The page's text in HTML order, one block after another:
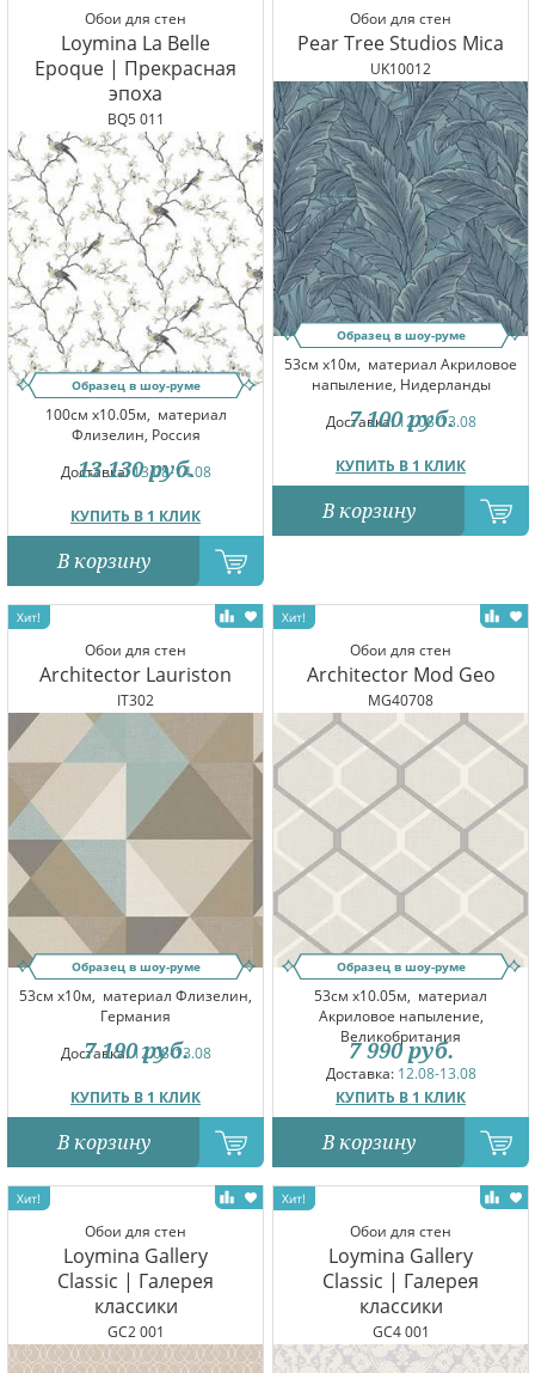
Обои для стен
Loymina La Belle
Epoque | Прекрасная
эпоха
BQ5 011
Образец в шоу-руме
100см x10.05м, материал
Флизелин, Россия
Доставка:13.08-14.08
КУПИТЬ В 1 КЛИК
13 130 руб.
В корзину
Обои для стен
Pear Tree Studios Mica
UK10012
Образец в шоу-руме
53см x10м, материал Акриловое
напыление, Нидерланды
Доставка:12.08-13.08
КУПИТЬ В 1 КЛИК
7 100 руб.
В корзину
Обои для стен
Architector Lauriston
IT302
Образец в шоу-руме
53см x10м, материал Флизелин,
Германия
Доставка:12.08-13.08
КУПИТЬ В 1 КЛИК
7 190 руб.
В корзину
Обои для стен
Architector Mod Geo
MG40708
Образец в шоу-руме
53см x10.05м, материал
Акриловое напыление,
Великобритания
Доставка: 12.08-13.08
КУПИТЬ В 1 КЛИК
7 990 руб.
В корзину
Обои для стен
Loymina Gallery
Classic | Галерея
классики
GC2 001
Обои для стен
Loymina Gallery
Classic | Галерея
классики
GC4 001